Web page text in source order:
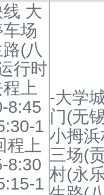
大
场
(八
行时
上
8:45
1
程上
8:30
1
-大学
门(无
小拇
三场(
村(永